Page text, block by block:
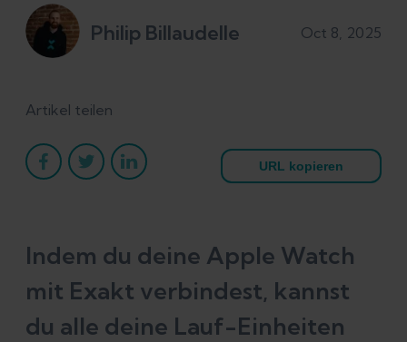
Philip Billaudelle Oct 8, 2025
Artikel teilen
URL kopieren
Indem du deine Apple Watch
mit Exakt verbindest, kannst
du alle deine Lauf-Einheiten